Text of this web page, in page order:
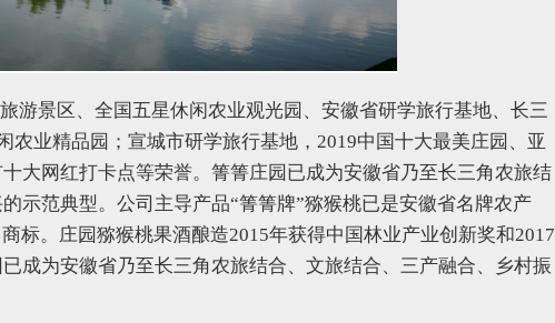
游景区、全国五星休闲农业观光园、安徽省研学旅行基地、长三
农业精品园；宣城市研学旅行基地，2019中国十大最美庄园、亚
大网红打卡点等荣誉。箐箐庄园已成为安徽省乃至长三角农旅结
示范典型。公司主导产品“箐箐牌”猕猴桃已是安徽省名牌农产
标。庄园猕猴桃果酒酿造2015年获得中国林业产业创新奖和2017
成为安徽省乃至长三角农旅结合、文旅结合、三产融合、乡村振